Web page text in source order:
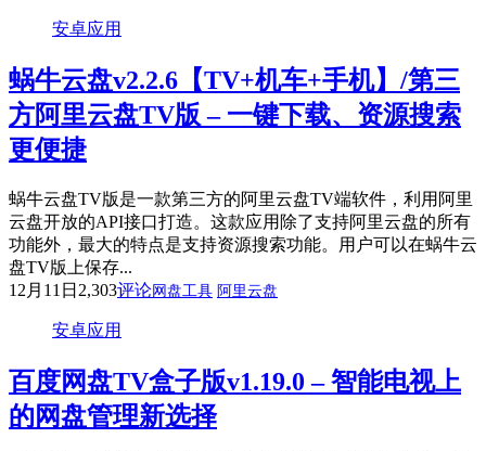
安卓应用
蜗牛云盘v2.2.6【TV+机车+手机】/第三
方阿里云盘TV版 – 一键下载、资源搜索
更便捷
蜗牛云盘TV版是一款第三方的阿里云盘TV端软件，利用阿里
云盘开放的API接口打造。这款应用除了支持阿里云盘的所有
功能外，最大的特点是支持资源搜索功能。用户可以在蜗牛云
盘TV版上保存...
12月11日 2,303评论网盘工具 阿里云盘
安卓应用
百度网盘TV盒子版v1.19.0 – 智能电视上
的网盘管理新选择